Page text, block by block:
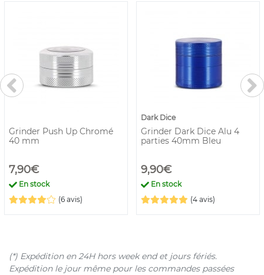
Grinder Push Up Chromé
40 mm
7,90€
En stock
(6 avis)
Dark Dice
Grinder Dark Dice Alu 4
parties 40mm Bleu
9,90€
En stock
(4 avis)
(*) Expédition en 24H hors week end et jours fériés.
Expédition le jour même pour les commandes passées